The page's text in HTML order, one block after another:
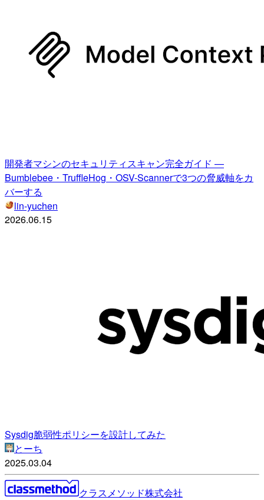
開発者マシンのセキュリティスキャン完全ガイド —
Bumblebee・TruffleHog・OSV-Scannerで3つの脅威軸をカ
バーする
lin-yuchen
2026.06.15
Sysdig脆弱性ポリシーを設計してみた
とーち
2025.03.04
クラスメソッド株式会社